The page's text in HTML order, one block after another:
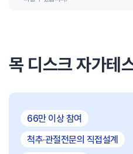
목 디스크 자가테
66만 이상 참여
척추·관절전문의 직접설계